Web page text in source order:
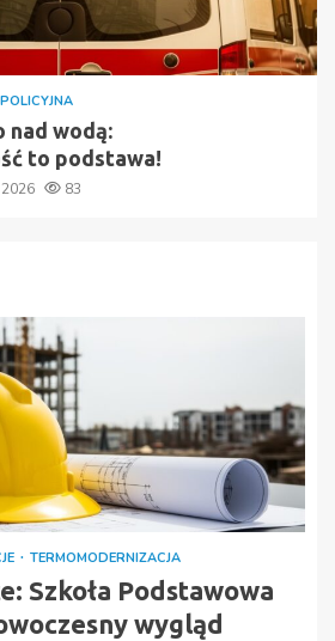
nad wodą:
to podstawa!
83
TERMOMODERNIZACJA
Szkoła Podstawowa
wygląd